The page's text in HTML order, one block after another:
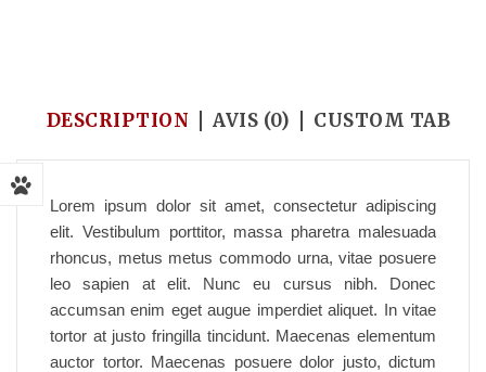
DESCRIPTION AVIS (0) CUSTOM TAB
Lorem ipsum dolor sit amet, consectetur adipiscing
elit. Vestibulum porttitor, massa pharetra malesuada
rhoncus, metus metus commodo urna, vitae posuere
leo sapien at elit. Nunc eu cursus nibh. Donec
accumsan enim eget augue imperdiet aliquet. In vitae
tortor at justo fringilla tincidunt. Maecenas elementum
auctor tortor. Maecenas posuere dolor justo, dictum